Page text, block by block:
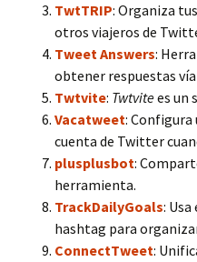
TwtTRIP: Organiza
otros viajeros de
Tweet Answers:
obtener respuestas
Twtvite: Twtvitees un
Vacatweet: Configura
cuenta de Twitter
plusplusbot:
herramienta.
TrackDailyGoals:
hashtag para
ConnectTweet: